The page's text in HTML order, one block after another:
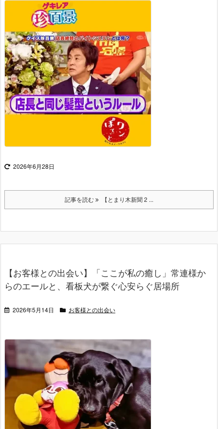
2026年6月28日
記事を読む 【とまり木新聞 2 ...
【お客様との出会い】「ここが私の癒し」常連様か
らのエールと、看板犬が繋ぐ心安らぐ居場所
2026年5月14日 お客様との出会い